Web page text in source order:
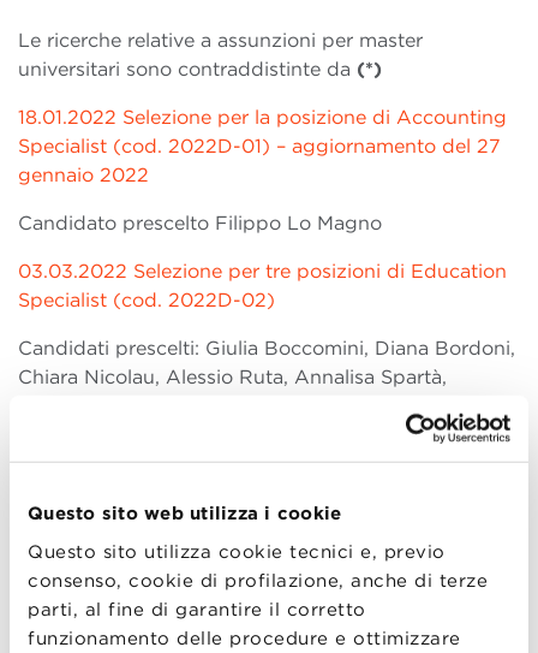
Questo sito web utilizza i cookie
Questo sito utilizza cookie tecnici e, previo
consenso, cookie di profilazione, anche di terze
parti, al fine di garantire il corretto
funzionamento delle procedure e ottimizzare
Le ricerche relative a assunzioni per master
universitari sono contraddistinte da (*)
18.01.2022 Selezione per la posizione di Accounting
Specialist (cod. 2022D-01) – aggiornamento del 27
gennaio 2022
Candidato prescelto Filippo Lo Magno
03.03.2022 Selezione per tre posizioni di Education
Specialist (cod. 2022D-02)
Candidati prescelti: Giulia Boccomini, Diana Bordoni,
Chiara Nicolau, Alessio Ruta, Annalisa Spartà,
26.05.2022 Selezione per una posizione di Office
Manager (cod 2022D-04)